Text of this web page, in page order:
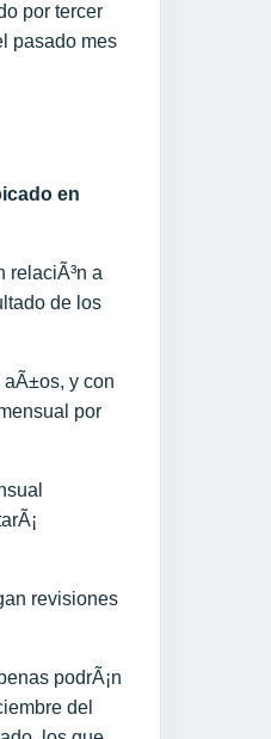
por tercer
pasado mes
en
relaciÃ³n a
de los
y con
por
revisiones
podrÃ¡n
del